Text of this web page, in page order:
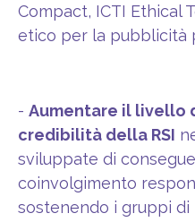
Compact, ICTI Ethical
etico per la pubblicità
- Aumentare il livello
credibilità della RSI
sviluppate di
coinvolgimento
sostenendo i gruppi